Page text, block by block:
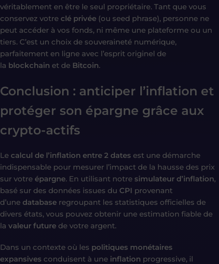
véritablement en être le seul propriétaire. Tant que vous
conservez votre clé privée (ou seed phrase), personne ne
peut accéder à vos fonds, ni même une plateforme ou un
tiers. C’est un choix de souveraineté numérique,
parfaitement en ligne avec l’esprit originel de
la blockchain et de Bitcoin.
Conclusion : anticiper l’inflation et
protéger son épargne grâce aux
crypto-actifs
Le calcul de l’inflation entre 2 dates est une démarche
indispensable pour mesurer l’impact de la hausse des prix
sur votre épargne. En utilisant notre simulateur d’inflation,
basé sur des données issues du CPI provenant
d’une database regroupant les statistiques officielles de
divers états, vous pouvez obtenir une estimation fiable de
la valeur future de votre argent.
Dans un contexte où les politiques monétaires
expansives conduisent à une inflation progressive, il